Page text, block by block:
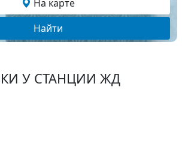
На карте
Найти
У СТАНЦИИ ЖД